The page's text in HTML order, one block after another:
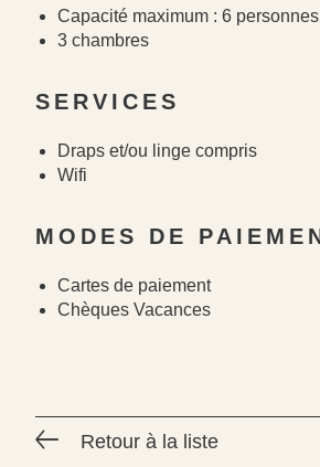
Capacité maximum : 6 personnes
3 chambres
SERVICES
Draps et/ou linge compris
Wifi
MODES DE
Cartes de paiement
Chèques Vacances
Retour à la liste